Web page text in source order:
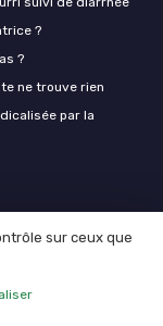
?
?
ne trouve rien
par la
: une rampe pliable
qui promet
sur ceux que